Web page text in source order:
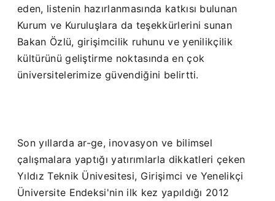
eden, listenin hazırlanmasında katkısı bulunan
Kurum ve Kuruluşlara da teşekkürlerini sunan
Bakan Özlü, girişimcilik ruhunu ve yenilikçilik
kültürünü geliştirme noktasında en çok
üniversitelerimize güvendiğini belirtti.
Son yıllarda ar-ge, inovasyon ve bilimsel
çalışmalara yaptığı yatırımlarla dikkatleri çeken
Yıldız Teknik Ünivesitesi, Girişimci ve Yenelikçi
Üniversite Endeksi'nin ilk kez yapıldığı 2012